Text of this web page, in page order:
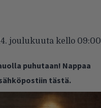
joulukuuta kello 09:00
puhutaan! Nappaa
tästä.